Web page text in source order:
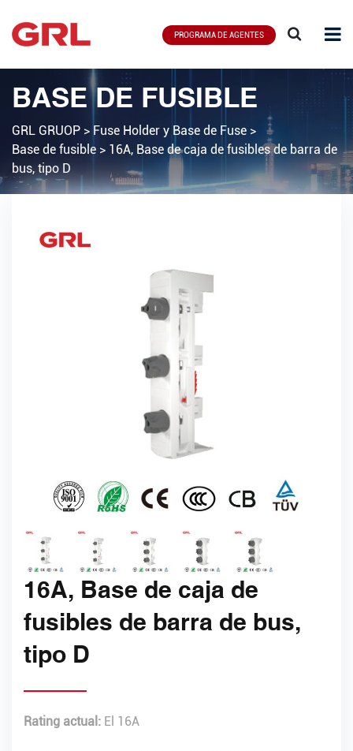
PROGRAMA DE AGENTES
BASE DE FUSIBLE
GRL GRUOP > Fuse Holder y Base de Fuse >
Base de fusible > 16A, Base de caja de fusibles de barra de
bus, tipo D
16A, Base de caja de
fusibles de barra de bus,
tipo D
Rating actual: El 16A